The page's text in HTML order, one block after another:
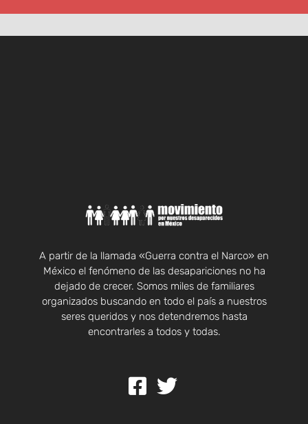
A partir de la llamada «Guerra contra el Narco» en
México el fenómeno de las desapariciones no ha
dejado de crecer. Somos miles de familiares
organizados buscando en todo el país a nuestros
seres queridos y nos detendremos hasta
encontrarles a todos y todas.